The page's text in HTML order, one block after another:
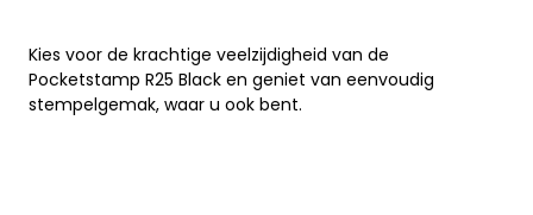
Kies voor de krachtige veelzijdigheid van de
Pocketstamp R25 Black en geniet van eenvoudig
stempelgemak, waar u ook bent.